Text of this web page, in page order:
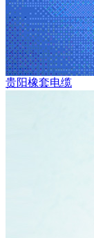
贵阳橡套电缆